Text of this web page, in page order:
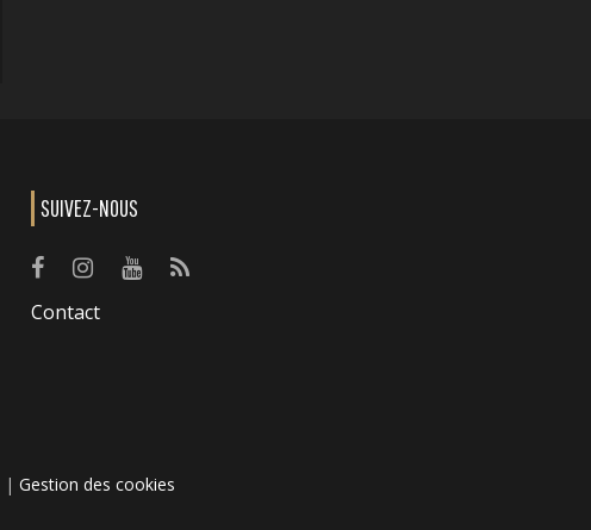
SUIVEZ-NOUS
Contact
| Gestion des cookies